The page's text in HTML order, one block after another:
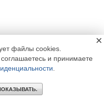
файлы cookies.
и принимаете
×